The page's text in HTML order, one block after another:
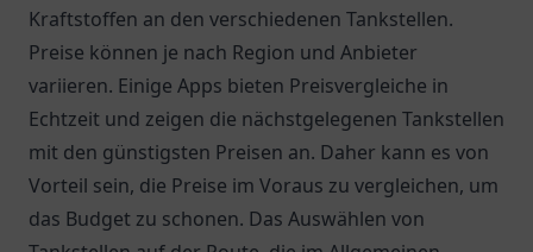
Kraftstoffen an den verschiedenen Tankstellen.
Preise können je nach Region und Anbieter
variieren. Einige Apps bieten Preisvergleiche in
Echtzeit und zeigen die nächstgelegenen Tankstellen
mit den günstigsten Preisen an. Daher kann es von
Vorteil sein, die Preise im Voraus zu vergleichen, um
das Budget zu schonen. Das Auswählen von